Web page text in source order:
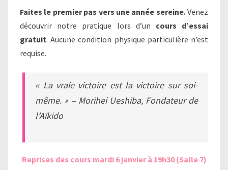
Faites le premier pas vers une année sereine.Venez
découvrir notre pratique lors d’un cours d’essai
gratuit. Aucune condition physique particulière n’est
requise.
« La vraie victoire est la victoire sur soi-
même. » – Morihei Ueshiba, Fondateur de
l’Aïkido
Reprises des cours mardi 6 janvier à 19h30 (Salle 7)